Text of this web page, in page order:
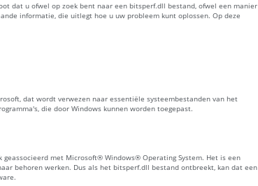
dat u ofwel op zoek bent naar een bitsperf.dll bestand, ofwel een manier
informatie, die uitlegt hoe u uw probleem kunt oplossen. Op deze
dat wordt verwezen naar essentiële systeembestanden van het
die door Windows kunnen worden toegepast.
met Microsoft® Windows® Operating System. Het is een
behoren werken. Dus als het bitsperf.dll bestand ontbreekt, kan dat een